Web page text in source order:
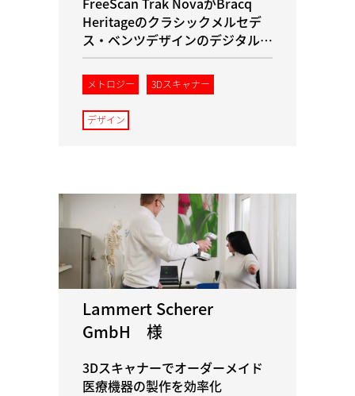
Heritageのクラシックメルセデ
ス・ベンツデザインのデジタル保
存と修復をサポート
メトロジー 3Dスキャナー
デザイン
Lammert Scherer
GmbH 様
3Dスキャナーでオーダーメイド
医療機器の製作を効率化